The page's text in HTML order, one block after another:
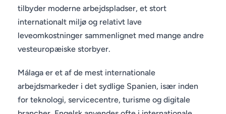
tilbyder moderne arbejdspladser, et stort
internationalt miljø og relativt lave
leveomkostninger sammenlignet med mange andre
vesteuropæiske storbyer.
Málaga er et af de mest internationale
arbejdsmarkeder i det sydlige Spanien, især inden
for teknologi, servicecentre, turisme og digitale